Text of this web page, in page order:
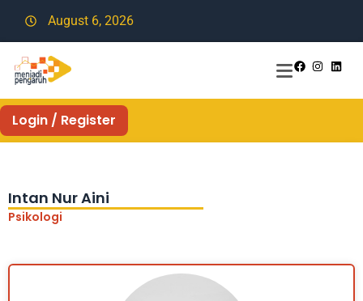
August 6, 2026
Login / Register
Intan Nur Aini
Psikologi